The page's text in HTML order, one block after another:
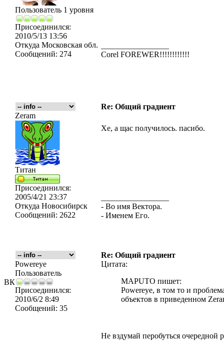
ВК
Пользователь 1 уровня
Присоединился:
2010/5/13 13:56
Откуда Московская обл.
Сообщений: 274
Corel FOREWER!!!!!!!!!!!!
Re: Общий градиент
Zeram
Титан
Присоединился:
2005/4/21 23:37
Откуда Новосибирск
Сообщений: 2622
Хе, а щас получилось. пасибо.
- Во имя Вектора.
- Именем Его.
Re: Общий градиент
Powereye
Пользователь
Присоединился:
2010/6/2 8:49
Сообщений: 35
Цитата:
MAPUTO пишет:
Powereye, в том то и
объектов в приведенном
Не вздумай перобуться очередной